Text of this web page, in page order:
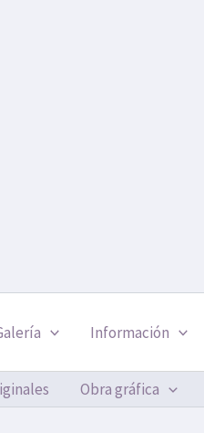
Información
Obra gráfica